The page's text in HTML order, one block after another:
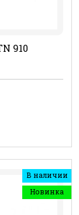
910
В наличии
Новинка